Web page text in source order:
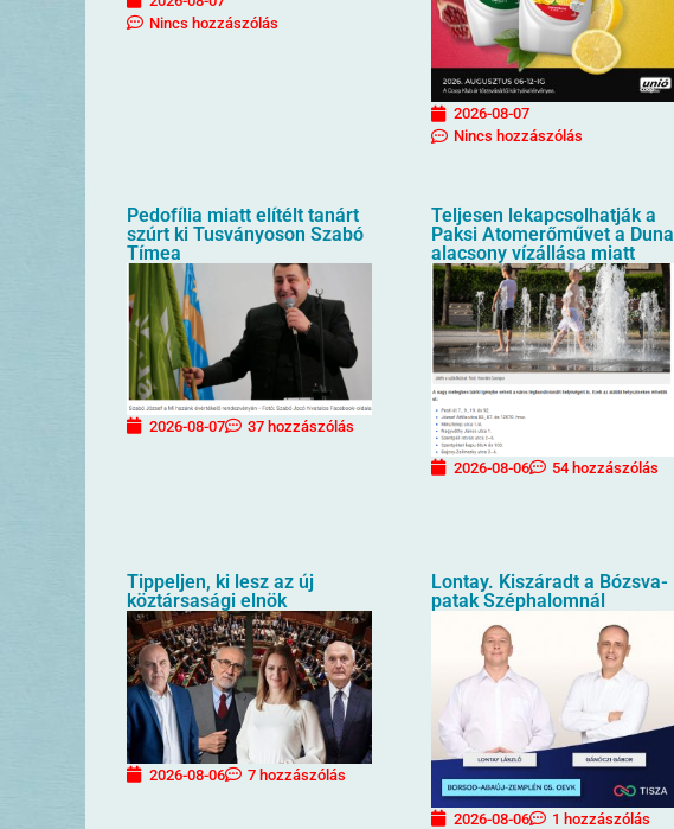
Nincs hozzászólás
2026-08-07
Nincs hozzászólás
Pedofília miatt elítélt tanárt
szúrt ki Tusványoson Szabó
Tímea
2026-08-07 37 hozzászólás
Teljesen lekapcsolhatják a
Paksi Atomerőművet a Duna
alacsony vízállása miatt
2026-08-06 54 hozzászólás
Tippeljen, ki lesz az új
köztársasági elnök
2026-08-06 7 hozzászólás
Lontay. Kiszáradt a Bózsva-
patak Széphalomnál
2026-08-06 1 hozzászólás